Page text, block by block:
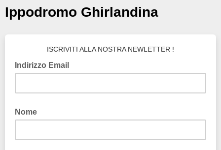
Ippodromo Ghirlandina
ISCRIVITI ALLA NOSTRA NEWLETTER !
Indirizzo Email
Nome